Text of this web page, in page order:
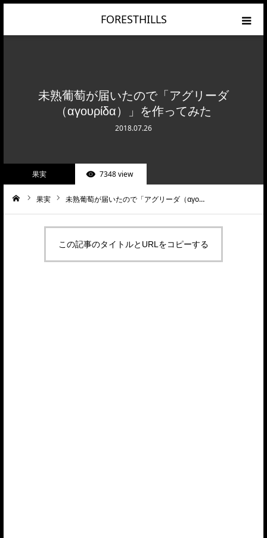
FORESTHILLS
未熟葡萄が届いたので「アグリーダ
（αγουρίδα）」を作ってみた
2018.07.26
果実 7348 view
果実 未熟葡萄が届いたので「アグリーダ（αγο…
この記事のタイトルとURLをコピーする
RANKING